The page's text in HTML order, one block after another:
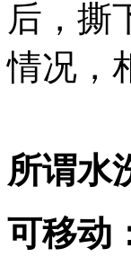
后，撕
情况，
所谓水
可移动